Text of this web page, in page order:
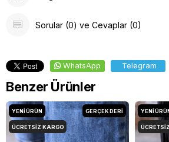
Sorular (0) ve Cevaplar (0)
WhatsApp Telegram
Benzer Ürünler
YENI ÜRÜN
ÜCRETSIZ KARGO
GERÇEK DERİ YENI